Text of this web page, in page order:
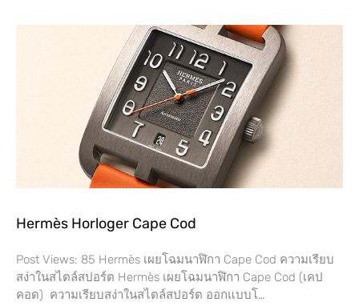
Hermès Horloger Cape Cod
Post Views: 85 Hermès เผยโฉมนาฬิกา Cape Cod ความเรียบ
สง่าในสไตล์สปอร์ต Hermès เผยโฉมนาฬิกา Cape Cod (เคป
คอด) ความเรียบสง่าในสไตล์สปอร์ต ออกแบบโ…